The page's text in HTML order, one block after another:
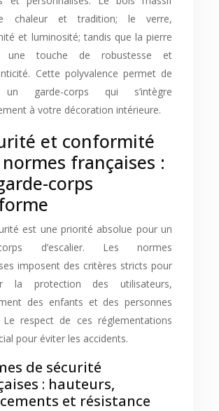
chaleur et tradition; le verre,
et luminosité; tandis que la pierre
une touche de robustesse et
Cette polyvalence permet de
garde-corps qui s’intègre
à votre décoration intérieure.
et conformité
françaises :
corps
est une priorité absolue pour un
corps d’escalier. Les normes
imposent des critères stricts pour
la protection des utilisateurs,
des enfants et des personnes
Le respect de ces réglementations
pour éviter les accidents.
de sécurité
: hauteurs,
et résistance